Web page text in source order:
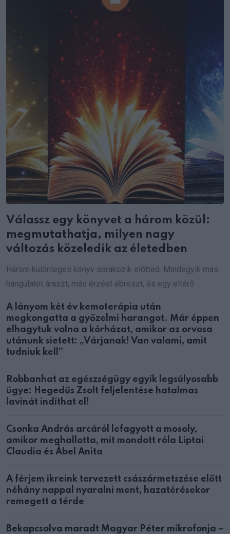
Válassz egy könyvet a három közül:
megmutathatja, milyen nagy
változás közeledik az életedben
Három különleges könyv sorakozik előtted. Mindegyik más
hangulatot áraszt, más érzést ébreszt, és egy eltérő
A lányom két év kemoterápia után
megkongatta a győzelmi harangot. Már éppen
elhagytuk volna a kórházat, amikor az orvosa
utánunk sietett: „Várjanak! Van valami, amit
tudniuk kell”
Robbanhat az egészségügy egyik legsúlyosabb
ügye: Hegedűs Zsolt feljelentése hatalmas
lavinát indíthat el!
Csonka András arcáról lefagyott a mosoly,
amikor meghallotta, mit mondott róla Liptai
Claudia és Ábel Anita
A férjem ikreink tervezett császármetszése előtt
néhány nappal nyaralni ment, hazatérésekor
remegett a térde
Bekapcsolva maradt Magyar Péter mikrofonja –